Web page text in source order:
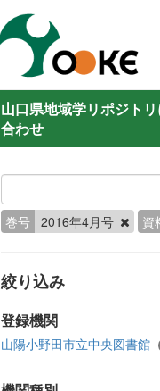
山口県地域学リポジト
合わせ
巻号 2016年4月号 資
絞り込み
登録機関
山陽小野田市立中央図書館